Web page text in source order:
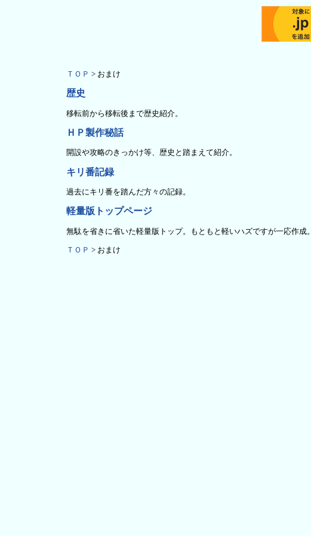
ＴＯＰ > おまけ
歴史
移転前から移転後まで歴史紹介。
ＨＰ製作秘話
開設や攻略のきっかけ等、歴史と踏まえて紹介。
キリ番記録
過去にキリ番を踏んだ方々の記録。
軽量版トップページ
無駄を省きに省いた軽量版トップ。もともと軽いハズですが一応作成。
ＴＯＰ > おまけ